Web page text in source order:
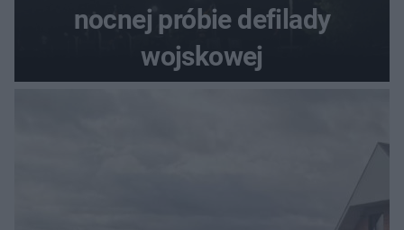
nocnej próbie defilady
wojskowej